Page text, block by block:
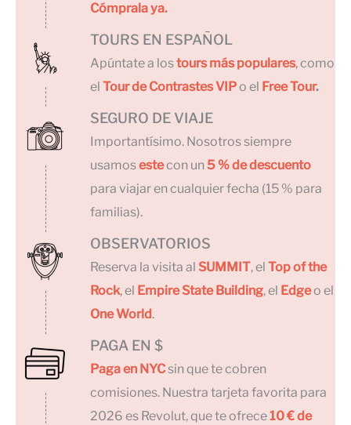
Cómprala ya.
TOURS EN ESPAÑOL
Apúntate a lostours más populares, como
el Tour de Contrastes VIPo el Free Tour.
SEGURO DE VIAJE
Importantísimo. Nosotros siempre
usamosestecon un 5 % de descuento
para viajar en cualquier fecha (15 % para
familias).
OBSERVATORIOS
Reserva la visita al SUMMIT, el Top of the
Rock, el Empire State Building, el Edgeo el
One World .
PAGA EN $
Paga en NYCsin que te cobren
comisiones. Nuestra tarjeta favorita para
2026 es Revolut, que te ofrece10 € de